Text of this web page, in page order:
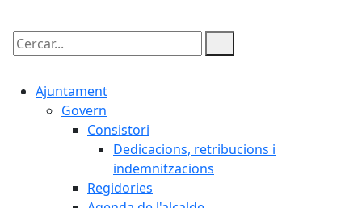
Cercar:
Ajuntament
Govern
Consistori
Dedicacions, retribucions i
indemnitzacions
Regidories